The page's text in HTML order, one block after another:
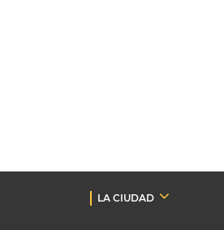
LA CIUDAD